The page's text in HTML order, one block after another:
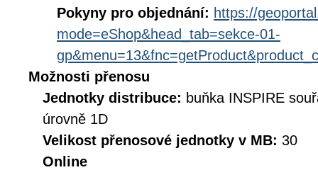
Pokyny pro objednání: https://
mode=eShop&head_tab=sekce-01-
Možnosti přenosu
Jednotky distribuce: buňka INSPIRE
úrovně 1D
Velikost přenosové jednotky v MB: 30
Online